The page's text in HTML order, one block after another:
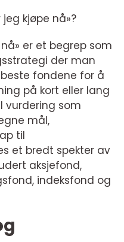
kjøpe nå»?
er et begrep som
der man
fondene for å
på kort eller lang
vurdering som
mål,
til
et bredt spekter av
aksjefond,
indeksfond og